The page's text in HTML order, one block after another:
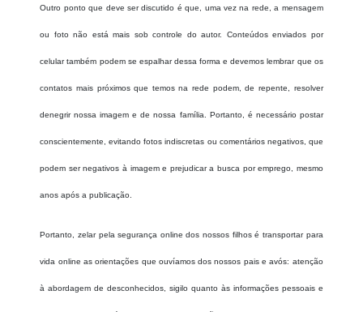
Outro ponto que deve ser discutido é que, uma vez na rede, a mensagem
ou foto não está mais sob controle do autor. Conteúdos enviados por
celular também podem se espalhar dessa forma e devemos lembrar que os
contatos mais próximos que temos na rede podem, de repente, resolver
denegrir nossa imagem e de nossa família. Portanto, é necessário postar
conscientemente, evitando fotos indiscretas ou comentários negativos, que
podem ser negativos à imagem e prejudicar a busca por emprego, mesmo
anos após a publicação.
Portanto, zelar pela segurança online dos nossos filhos é transportar para
vida online as orientações que ouvíamos dos nossos pais e avós: atenção
à abordagem de desconhecidos, sigilo quanto às informações pessoais e